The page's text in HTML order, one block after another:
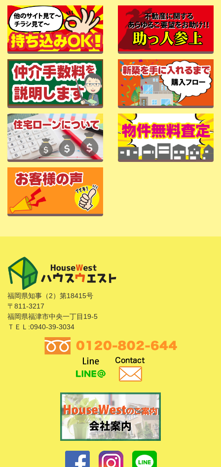
福岡県知事（2）第18415号
〒811-3217
福岡県福津市中央一丁目19-5
ＴＥＬ:0940-39-3034